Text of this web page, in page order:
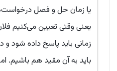
یا زمان حل و فصل
یعنی وقتی تعیین می‌کنیم
زمانی باید پاسخ داده شود
باید به آن مقید هم باشیم.